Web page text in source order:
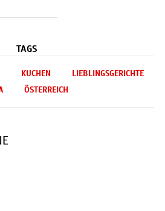
TAGS
KUCHEN
LIEBLINGSGERICHTE
ÖSTERREICH